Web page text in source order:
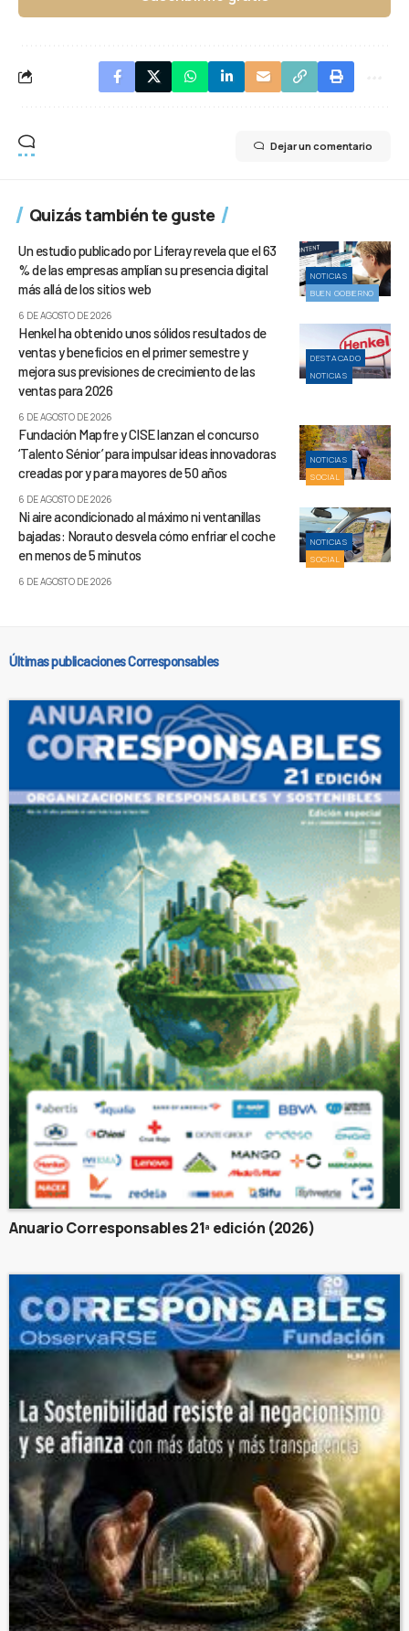
Dejar un comentario
Quizás también te guste
NOTICIAS
BUEN GOBIERNO
Un estudio publicado por Liferay revela que el 63
% de las empresas amplían su presencia digital
más allá de los sitios web
6 DE AGOSTO DE 2026
DESTACADO
NOTICIAS
Henkel ha obtenido unos sólidos resultados de
ventas y beneficios en el primer semestre y
mejora sus previsiones de crecimiento de las
ventas para 2026
6 DE AGOSTO DE 2026
NOTICIAS
SOCIAL
Fundación Mapfre y CISE lanzan el concurso
‘Talento Sénior’ para impulsar ideas innovadoras
creadas por y para mayores de 50 años
6 DE AGOSTO DE 2026
NOTICIAS
SOCIAL
Ni aire acondicionado al máximo ni ventanillas
bajadas: Norauto desvela cómo enfriar el coche
en menos de 5 minutos
6 DE AGOSTO DE 2026
Últimas publicaciones Corresponsables
Anuario Corresponsables 21ª edición (2026)